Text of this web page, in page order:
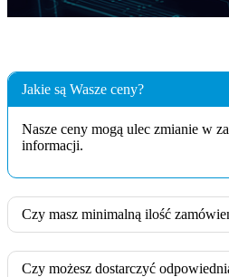
Jakie są Wasze ceny?
Nasze ceny mogą ulec zmianie w
informacji.
Czy masz minimalną ilość
Czy możesz dostarczyć